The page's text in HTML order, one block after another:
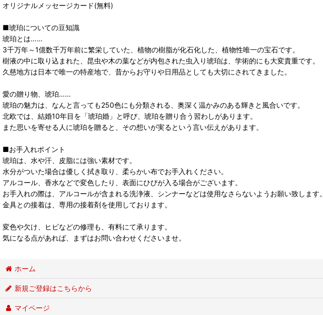
オリジナルメッセージカード(無料)
■琥珀についての豆知識
琥珀とは……
3千万年～1億数千万年前に繁栄していた、植物の樹脂が化石化した、植物性唯一の宝石です。
樹液の中に取り込まれた、昆虫や木の葉などが内包された虫入り琥珀は、学術的にも大変貴重です。
久慈地方は日本で唯一の特産地で、昔からお守りや日用品としても大切にされてきました。
愛の贈り物、琥珀……
琥珀の魅力は、なんと言っても250色にも分類される、奥深く温かみのある輝きと風合いです。
北欧では、結婚10年目を「琥珀婚」と呼び、琥珀を贈り合う習わしがあります。
また思いを寄せる人に琥珀を贈ると、その想いが実るという言い伝えがあります。
■お手入れポイント
琥珀は、水や汗、皮脂には強い素材です。
水分がついた場合は優しく拭き取り、柔らかい布でお手入れください。
アルコール、香水などで変色したり、表面にひびが入る場合がございます。
お手入れの際は、アルコールが含まれる洗浄液、シンナーなどは使用なさらないようお願い致します。
金具との接着は、専用の接着剤を使用しております。
変色や欠け、ヒビなどの修理も、有料にて承ります。
気になる点があれば、まずはお問い合わせくださいませ。
ホーム
新規ご登録はこちらから
マイページ